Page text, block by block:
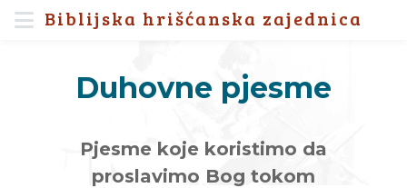
Biblijska hrišćanska zajednica
Duhovne pjesme
Pjesme koje koristimo da
proslavimo Bog tokom